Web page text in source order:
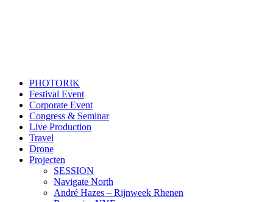
PHOTORIK
Festival Event
Corporate Event
Congress & Seminar
Live Production
Travel
Drone
Projecten
SESSION
Navigate North
André Hazes – Rijnweek Rhenen